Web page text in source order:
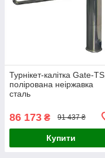
Турнікет-калітка Gate-TS,
полірована неіржавка
сталь
86 173 ₴ 91 437 ₴
Купити